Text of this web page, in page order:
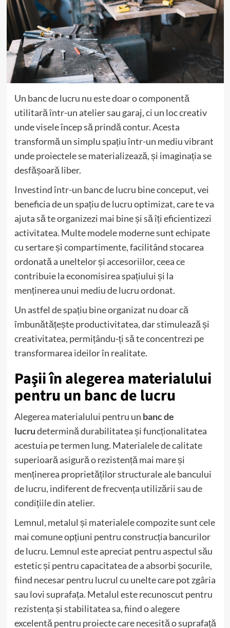
Un banc de lucru nu este doar o componentă
utilitară într-un atelier sau garaj, ci un loc creativ
unde visele încep să prindă contur. Acesta
transformă un simplu spațiu într-un mediu vibrant
unde proiectele se materializează, și imaginația se
desfășoară liber.
Investind într-un banc de lucru bine conceput, vei
beneficia de un spațiu de lucru optimizat, care te va
ajuta să te organizezi mai bine și să îți eficientizezi
activitatea. Multe modele moderne sunt echipate
cu sertare și compartimente, facilitând stocarea
ordonată a uneltelor și accesoriilor, ceea ce
contribuie la economisirea spațiului și la
menținerea unui mediu de lucru ordonat.
Un astfel de spațiu bine organizat nu doar că
îmbunătățește productivitatea, dar stimulează și
creativitatea, permițându-ți să te concentrezi pe
transformarea ideilor în realitate.
Paşii în alegerea materialului
pentru un banc de lucru
Alegerea materialului pentru un banc de
lucrudetermină durabilitatea și funcționalitatea
acestuia pe termen lung. Materialele de calitate
superioară asigură o rezistență mai mare și
menținerea proprietăților structurale ale bancului
de lucru, indiferent de frecvența utilizării sau de
condițiile din atelier.
Lemnul, metalul și materialele compozite sunt cele
mai comune opțiuni pentru construcția bancurilor
de lucru. Lemnul este apreciat pentru aspectul său
estetic și pentru capacitatea de a absorbi șocurile,
fiind necesar pentru lucrul cu unelte care pot zgâria
sau lovi suprafața. Metalul este recunoscut pentru
rezistența și stabilitatea sa, fiind o alegere
excelentă pentru proiecte care necesită o suprafață